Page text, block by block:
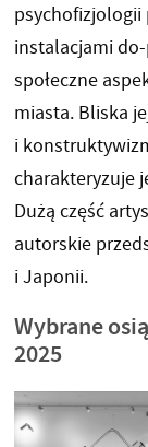
psychofizjologii
instalacjami
społeczne
miasta. Bliska
i
charakteryzuje
Dużą część
autorskie
i Japonii.
Wybrane
2025